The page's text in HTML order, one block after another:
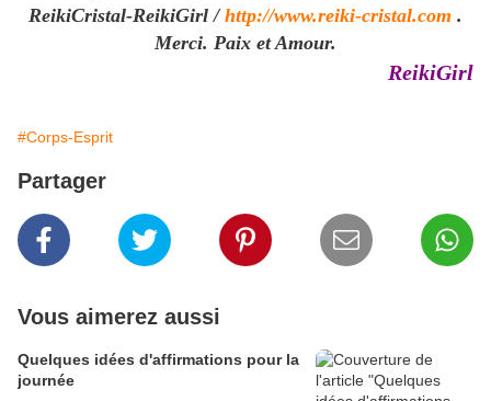
ReikiCristal-ReikiGirl /http://www.reiki-cristal.com .
Merci. Paix et Amour.
ReikiGirl
#Corps-Esprit
Partager
Vous aimerez aussi
Quelques idées d'affirmations pour la
journée